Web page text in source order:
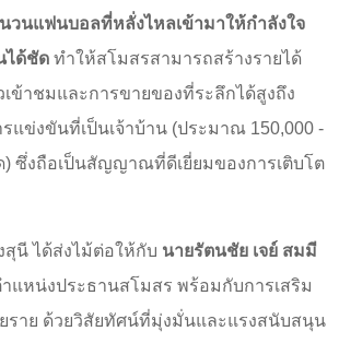
วนแฟนบอลที่หลั่งไหลเข้ามาให้กำลังใจ
ได้ชัด ทำให้สโมสรสามารถสร้างรายได้
ข้าชมและการขายของที่ระลึกได้สูงถึง
แข่งขันที่เป็นเจ้าบ้าน (ประมาณ 150,000 -
ซึ่งถือเป็นสัญญาณที่ดีเยี่ยมของการเติบโต
สุนี ได้ส่งไม้ต่อให้กับ นายรัตนชัย เจย์ สมมี
แหน่งประธานสโมสร พร้อมกับการเสริม
ราย ด้วยวิสัยทัศน์ที่มุ่งมั่นและแรงสนับสนุน